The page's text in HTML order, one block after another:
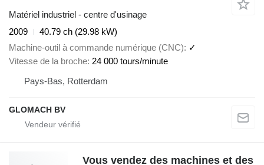
Matériel industriel - centre d'usinage
2009
40.79 ch (29.98 kW)
Machine-outil à commande numérique (CNC)
✓
Vitesse de la broche 24 000 tours/minute
Pays-Bas, Rotterdam
GLOMACH BV
Vous vendez des machines et des